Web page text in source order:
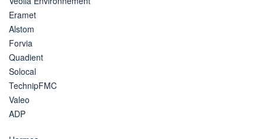
Eramet
Alstom
Forvia
Quadient
Solocal
TechnipFMC
Valeo
ADP